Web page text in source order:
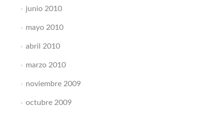
junio 2010
mayo 2010
abril 2010
marzo 2010
noviembre 2009
octubre 2009